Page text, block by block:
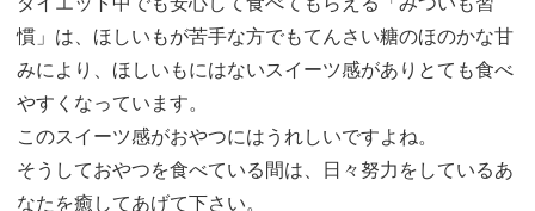
慣」は、ほしいもが苦手な方でもてんさい糖のほのかな甘
みにより、ほしいもにはないスイーツ感がありとても食べ
やすくなっています。
このスイーツ感がおやつにはうれしいですよね。
そうしておやつを食べている間は、日々努力をしているあ
なたを癒してあげて下さい。